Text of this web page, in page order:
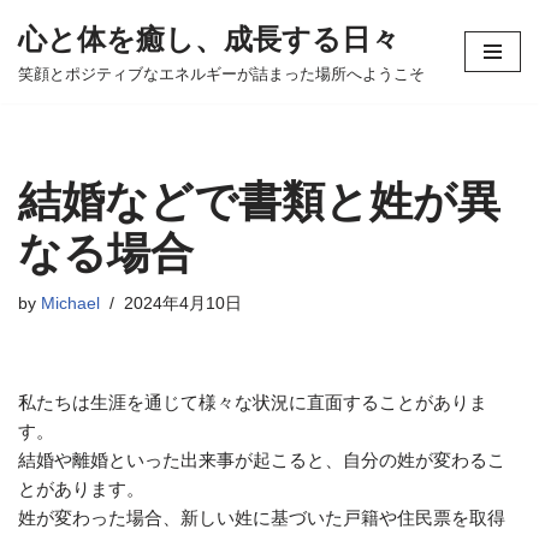
コ
ツ
へ
ス
キ
ッ
心と体を癒し、成長する日々
笑顔とポジティブなエネルギーが詰まった場所へようこそ
結婚などで書類と姓が異
なる場合
by Michael 2024年4月10日
私たちは生涯を通じて様々な状況に直面することがありま
す。
結婚や離婚といった出来事が起こると、自分の姓が変わるこ
とがあります。
姓が変わった場合、新しい姓に基づいた戸籍や住民票を取得